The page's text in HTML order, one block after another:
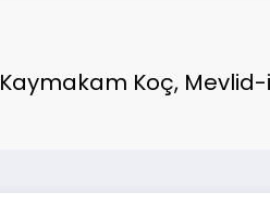
Kaymakam Koç, Mevlid-